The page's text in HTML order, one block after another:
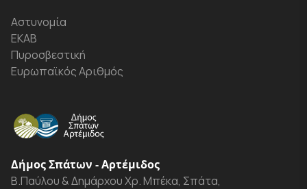
Αστυνομία
ΕΚΑΒ
Πυροσβεστική
Ευρωπαϊκός Αριθμός
Δήμος Σπάτων - Αρτέμιδος
Β.Παύλου & Δημάρχου Χρ. Μπέκα, Σπάτα,